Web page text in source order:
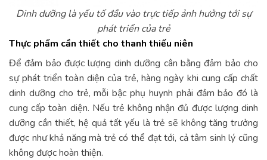
Dinh dưỡng là yếu tố đầu vào trực tiếp ảnh hưởng tới sự
phát triển của trẻ
Thực phẩm cần thiết cho thanh thiếu niên
Để đảm bảo được lượng dinh dưỡng cân bằng đảm bảo cho
sự phát triển toàn diện của trẻ, hàng ngày khi cung cấp chất
dinh dưỡng cho trẻ, mỗi bậc phụ huynh phải đảm bảo đó là
cung cấp toàn diện. Nếu trẻ không nhận đủ được lượng dinh
dưỡng cần thiết, hệ quả tất yếu là trẻ sẽ không tăng trưởng
được như khả năng mà trẻ có thể đạt tới, cả tâm sinh lý cũng
không được hoàn thiện.